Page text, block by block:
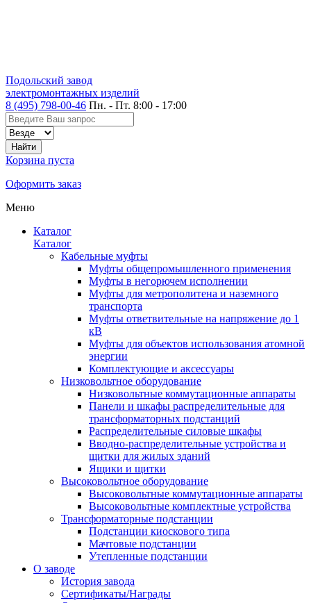
Подольский завод
электромонтажных изделий
8 (495) 798-00-46 Пн. - Пт. 8:00 - 17:00
Корзина пуста
Оформить заказ
Меню
Каталог
Каталог
Кабельные муфты
Муфты общепромышленного применения
Муфты в негорючем исполнении
Муфты для метрополитена и наземного
транспорта
Муфты ответвительные на напряжение до 1
кВ
Муфты для объектов использования атомной
энергии
Комплектующие и аксессуары
Низковольтное оборудование
Низковольтные коммутационные аппараты
Панели и шкафы распределительные для
трансформаторных подстанций
Распределительные силовые шкафы
Вводно-распределительные устройства и
щитки для жилых зданий
Ящики и щитки
Высоковольтное оборудование
Высоковольтные коммутационные аппараты
Высоковольтные комплектные устройства
Трансформаторные подстанции
Подстанции киоскового типа
Мачтовые подстанции
Утепленные подстанции
О заводе
История завода
Сертификаты/Награды